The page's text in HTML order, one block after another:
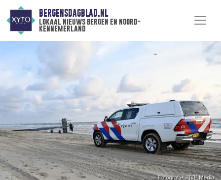
BERGENSDAGBLAD.NL
lokaal nieuws bergen en noord-
kennemerland